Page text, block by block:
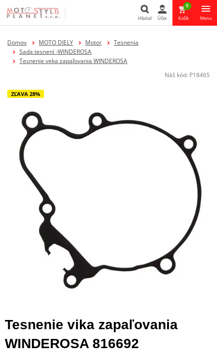
Hľadať Účet
0
Košík Menu
Domov MOTO DIELY Motor
Tesnenia
Sada tesnení -WINDEROSA
Tesnenie veka zapaľovania WINDEROSA
Náš kód: P18465
ZĽAVA 28%
Tesnenie vika zapaľovania
WINDEROSA 816692